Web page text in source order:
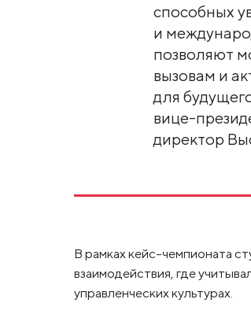
способных
и
позволяют
вызовам и
для
вице-
директор
В рамках кейс-чемпионата
взаимодействия, где
управленческих культурах.